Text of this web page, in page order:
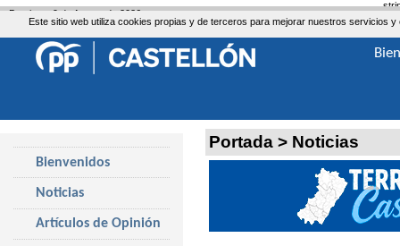
Este sitio web utiliza cookies propias y de terceros para mejorar nuestros servicios
Portada > Noticias
Bienvenidos
Noticias
Artículos de Opinión
Domingo, 9 de Agosto de 2026